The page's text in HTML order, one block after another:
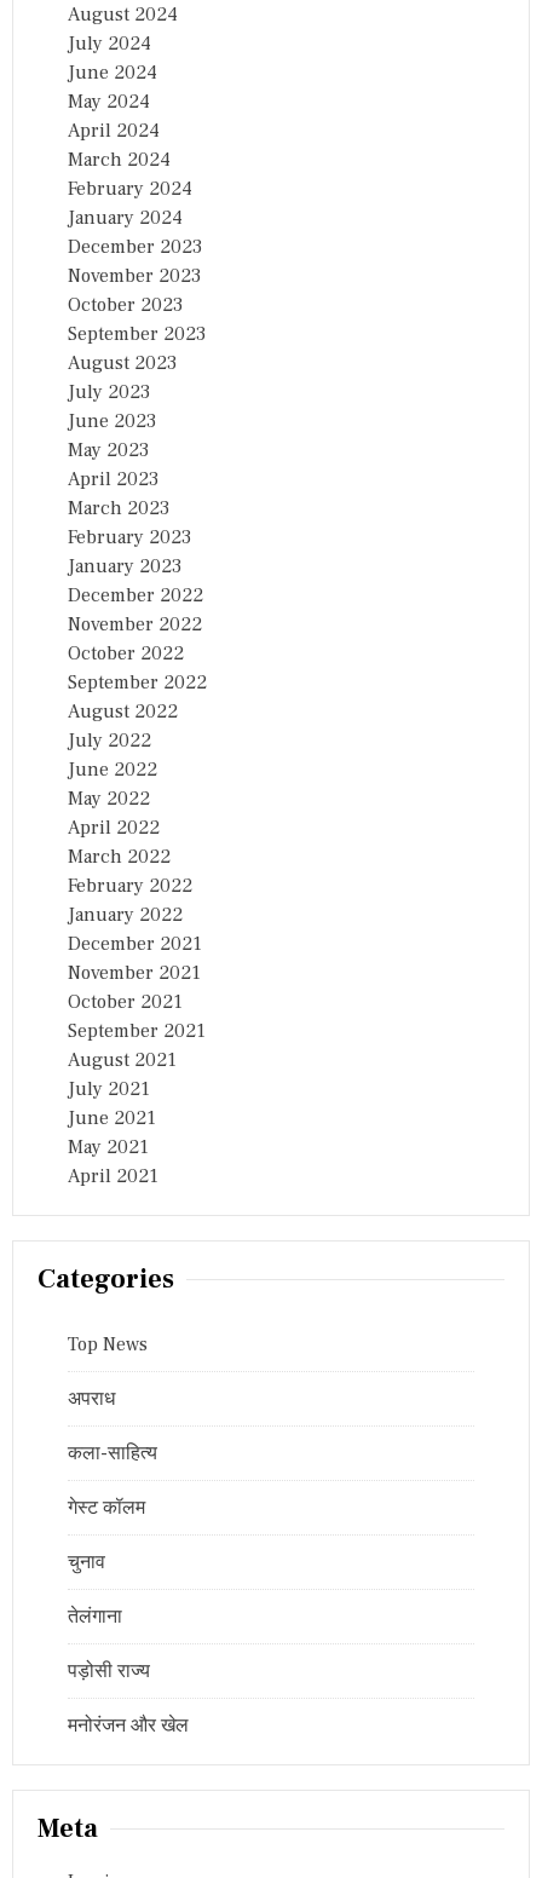
August 2024
July 2024
June 2024
May 2024
April 2024
March 2024
February 2024
January 2024
December 2023
November 2023
October 2023
September 2023
August 2023
July 2023
June 2023
May 2023
April 2023
March 2023
February 2023
January 2023
December 2022
November 2022
October 2022
September 2022
August 2022
July 2022
June 2022
May 2022
April 2022
March 2022
February 2022
January 2022
December 2021
November 2021
October 2021
September 2021
August 2021
July 2021
June 2021
May 2021
April 2021
Categories
Top News
अपराध
कला-साहित्य
गेस्ट कॉलम
चुनाव
तेलंगाना
पड़ोसी राज्य
मनोरंजन और खेल
Meta